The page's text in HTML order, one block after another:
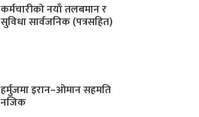
कर्मचारीको नयाँ तलबमान र
सुविधा सार्वजनिक (पत्रसहित)
हर्मुजमा इरान–ओमान सहमति
नजिक